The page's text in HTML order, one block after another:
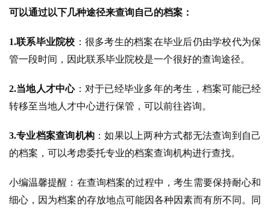
可以通过以下几种途径来查询自己的档案：
1.联系毕业院校 ：很多考生的档案在毕业后仍由学校代为保
管一段时间，因此联系毕业院校是一个很好的查询途径。
2.当地人才中心：对于已经毕业多年的考生，档案可能已经
转移至当地人才中心进行保管，可以前往咨询。
3.专业档案查询机构 ：如果以上两种方式都无法查询到自己
的档案，可以考虑委托专业的档案查询机构进行查找。
小编温馨提醒：在查询档案的过程中，考生需要保持耐心和
细心，因为档案的存放地点可能因各种因素而有所不同。同